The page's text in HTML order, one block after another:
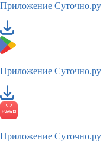
Приложение Суточно.ру
Приложение Суточно.ру
Приложение Суточно.ру